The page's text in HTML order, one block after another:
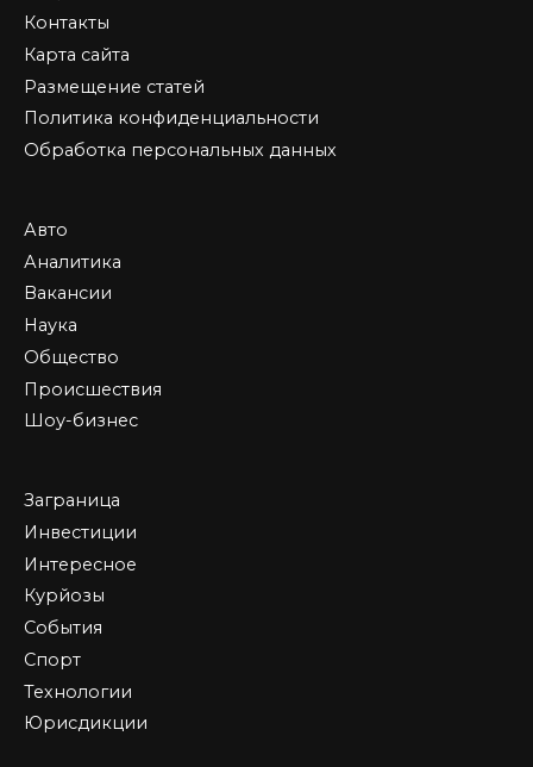
Контакты
Карта сайта
Размещение статей
Политика конфиденциальности
Обработка персональных данных
Авто
Аналитика
Вакансии
Наука
Общество
Происшествия
Шоу-бизнес
Заграница
Инвестиции
Интересное
Курйозы
События
Спорт
Технологии
Юрисдикции